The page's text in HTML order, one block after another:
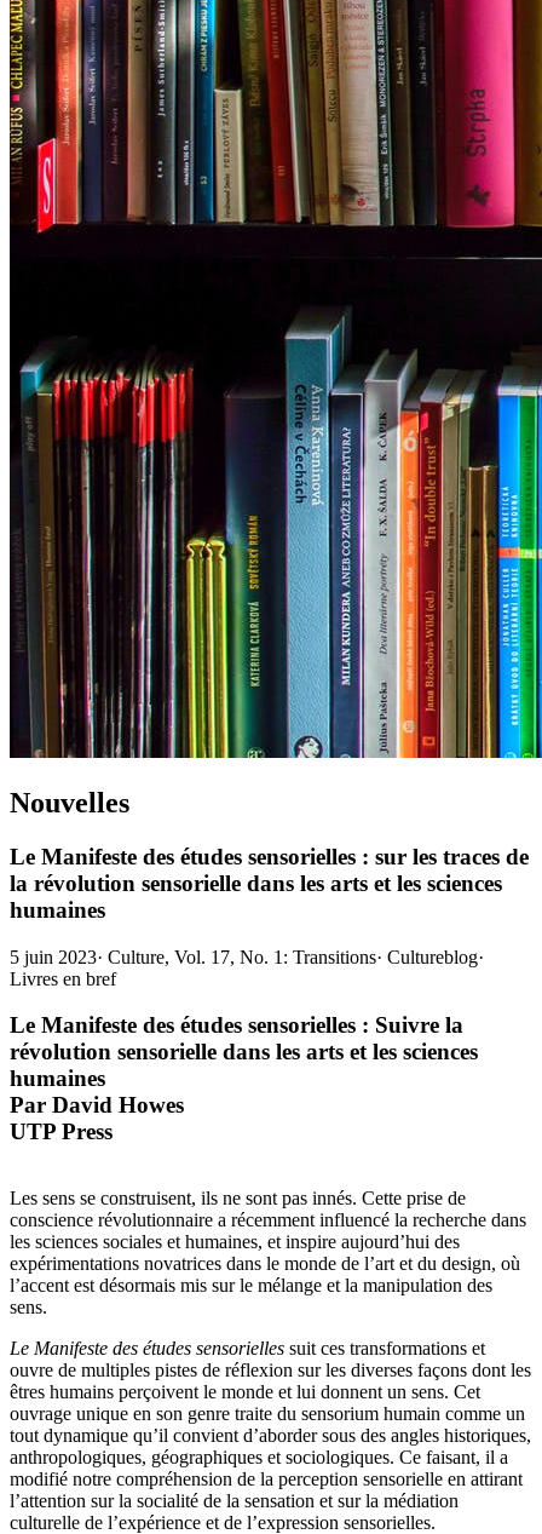
Nouvelles
Le Manifeste des études sensorielles : sur les traces de
la révolution sensorielle dans les arts et les sciences
humaines
5 juin 2023· Culture, Vol. 17, No. 1: Transitions· Cultureblog·
Livres en bref
Le Manifeste des études sensorielles : Suivre la
révolution sensorielle dans les arts et les sciences
humaines
Par David Howes
UTP Press
Les sens se construisent, ils ne sont pas innés. Cette prise de
conscience révolutionnaire a récemment influencé la recherche dans
les sciences sociales et humaines, et inspire aujourd’hui des
expérimentations novatrices dans le monde de l’art et du design, où
l’accent est désormais mis sur le mélange et la manipulation des
sens.
Le Manifeste des études sensorielles suit ces transformations et
ouvre de multiples pistes de réflexion sur les diverses façons dont les
êtres humains perçoivent le monde et lui donnent un sens. Cet
ouvrage unique en son genre traite du sensorium humain comme un
tout dynamique qu’il convient d’aborder sous des angles historiques,
anthropologiques, géographiques et sociologiques. Ce faisant, il a
modifié notre compréhension de la perception sensorielle en attirant
l’attention sur la socialité de la sensation et sur la médiation
culturelle de l’expérience et de l’expression sensorielles.